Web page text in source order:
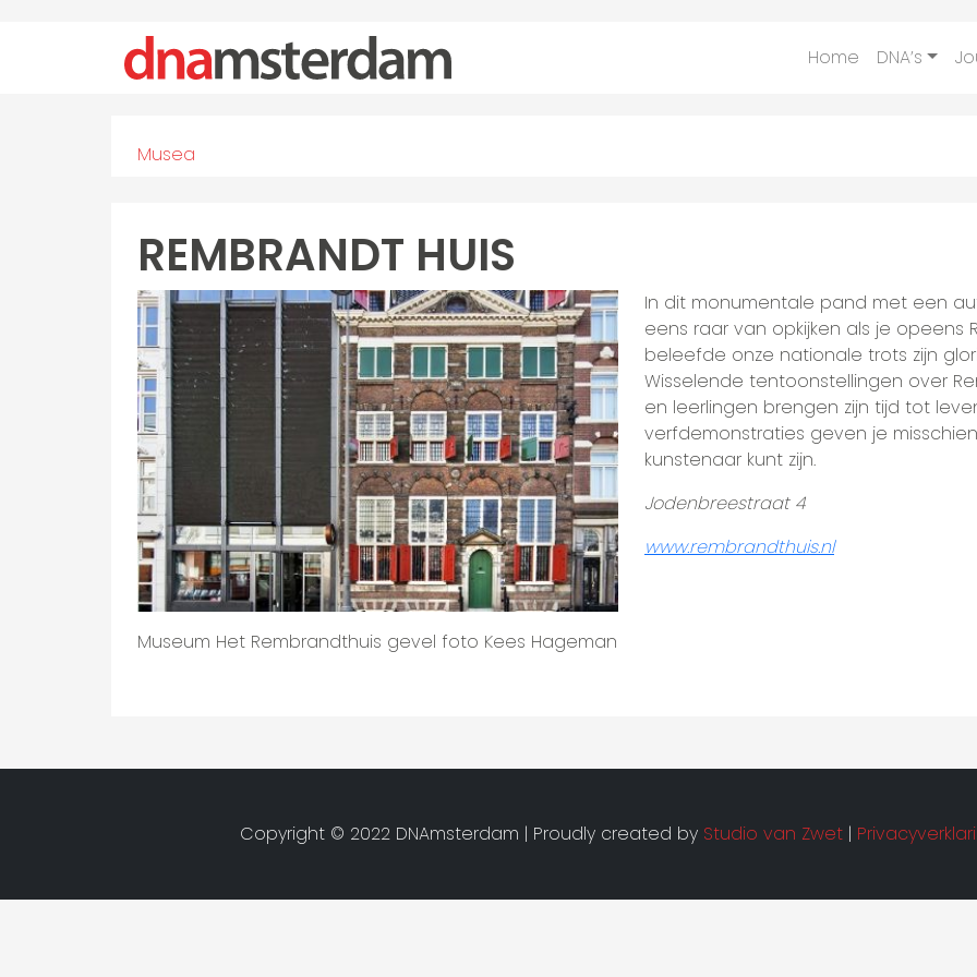
Home DNA’s
Musea
REMBRANDT HUIS
Museum Het Rembrandthuis gevel foto Kees Hageman
In dit monumentale pand met een
eens raar van opkijken als je opeens
beleefde onze nationale trots zijn
Wisselende tentoonstellingen over
en leerlingen brengen zijn tijd tot
verfdemonstraties geven je
kunstenaar kunt zijn.
Jodenbreestraat 4
www.rembrandthuis.nl
Copyright © 2022 DNAmsterdam | Proudly created by Studio van Zwet |